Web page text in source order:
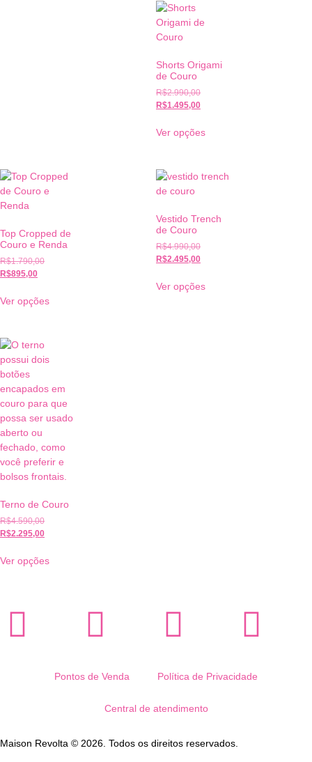
Shorts Origami
de Couro
R$2.990,00
R$1.495,00
Ver opções
Top Cropped de
Couro e Renda
R$1.790,00
R$895,00
Ver opções
Vestido Trench
de Couro
R$4.990,00
R$2.495,00
Ver opções
Terno de Couro
R$4.590,00
R$2.295,00
Ver opções
Pontos de Venda Política de Privacidade
Central de atendimento
Maison Revolta © 2026. Todos os direitos reservados.